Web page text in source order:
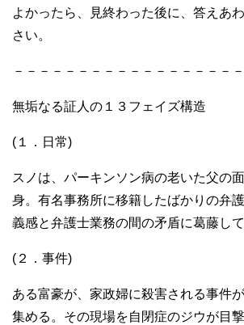
よかったら、見終わった後に、答えあ
さい。
－－－－－－－－－－－－－－－－－
無垢なる証人の１３フェイズ構造
(１．日常)
スノは、パーキンソン病の老いた父の
身。有名事務所に移籍したばかりの弁
義感と弁護士業務の間の矛盾に葛藤して
(２．事件)
ある富豪が、家政婦に殺害される事件
集める。その現場を自閉症のジウが目